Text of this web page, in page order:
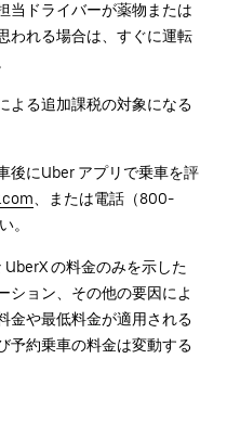
当ドライバーが薬物または
われる場合は、すぐに運転
よる追加課税の対象になる
後に⁠Uber アプリで乗車を評
、または電話（800-
。
の料金のみを示した
ション、その他の要因によ
金や最低料金が適用される
予約乗車の料金は変動する